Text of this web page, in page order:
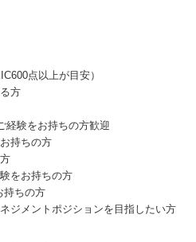
点以上が目安）
方
験をお持ちの方歓迎
持ちの方
をお持ちの方
持ちの方
ジメントポジションを目指したい方